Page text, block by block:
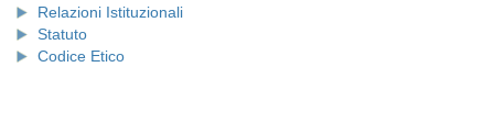
Relazioni Istituzionali
Statuto
Codice Etico